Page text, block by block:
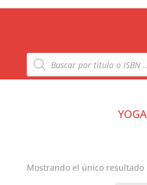
Búsqueda
de
productos
YOGA
Mostrando el único resultado